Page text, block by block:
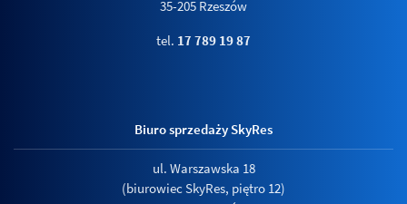
35-205 Rzeszów
tel. 17 789 19 87
Biuro sprzedaży SkyRes
ul. Warszawska 18
(biurowiec SkyRes, piętro 12)